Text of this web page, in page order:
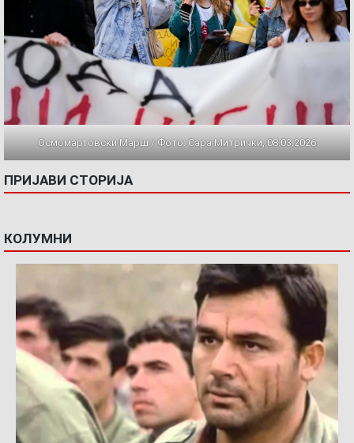
Осмомартовски Марш / Фото: Сара Митрички, 08.03.2026
ПРИЈАВИ СТОРИЈА
КОЛУМНИ